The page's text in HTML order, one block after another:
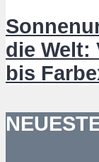
die Welt:
bis